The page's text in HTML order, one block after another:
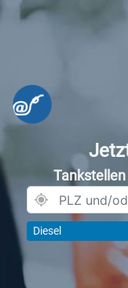
Diesel